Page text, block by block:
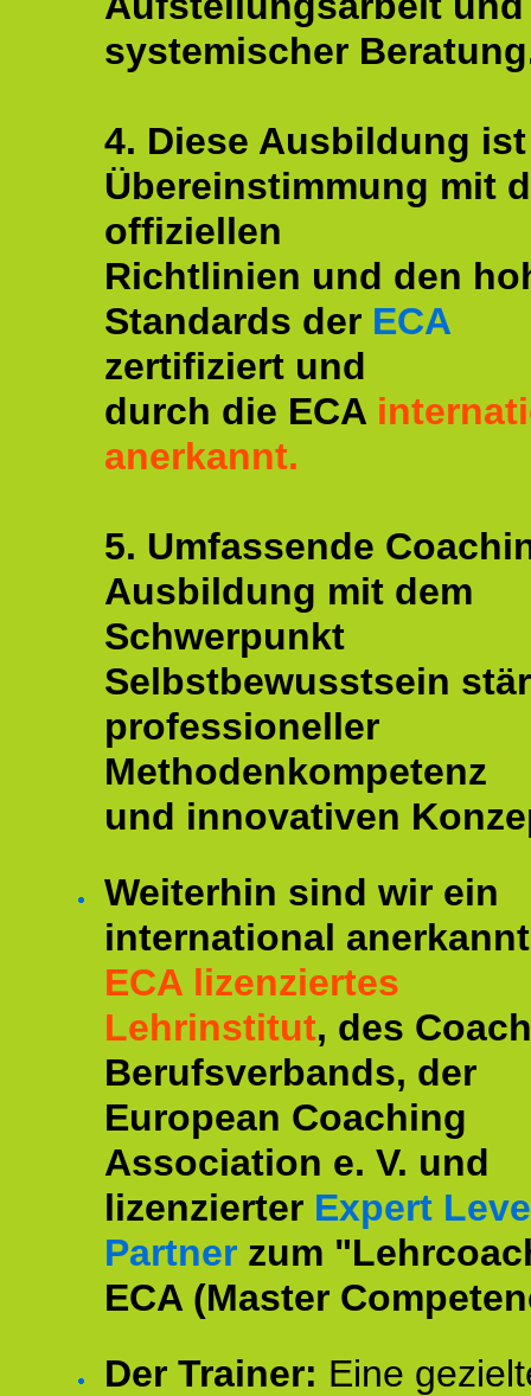
systemischer
4. Diese Ausbildung
Übereinstimmung mit
offiziellen
Richtlinien und den
Standards der ECA
zertifiziert und
durch die ECA
anerkannt.
5. Umfassende
Ausbildung mit dem
Schwerpunkt
Selbstbewusstsein
professioneller
Methodenkompetenz
und innovativen
Weiterhin sind wir ein
international
ECA lizenziertes
Lehrinstitut, des
Berufsverbands, der
European Coaching
Association e. V. und
lizenzierter Expert
Partner zum
ECA (Master
Der Trainer: Eine